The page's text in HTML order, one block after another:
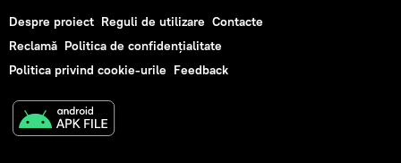
Despre proiect Reguli de utilizare Contacte
Reclamă Politica de confidențialitate
Politica privind cookie-urile Feedback